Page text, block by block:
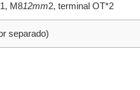
1, M812mm2, terminal OT*2
separado)